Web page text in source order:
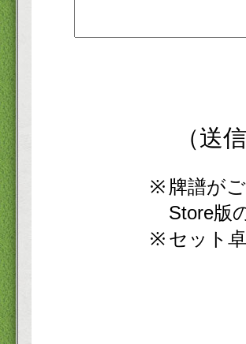
（送
牌譜が
Store版
セット